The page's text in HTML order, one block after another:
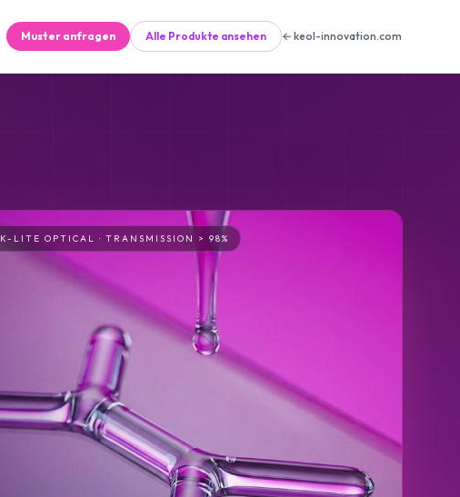
Muster anfragen Alle Produkte ansehen ← keol-innovation.com
K-LITE OPTICAL · TRANSMISSION > 98%